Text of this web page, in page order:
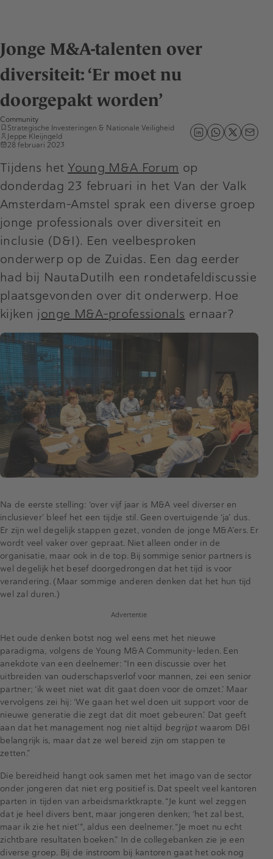
Jonge M&A-talenten over
diversiteit: ‘Er moet nu
doorgepakt worden’
Community
Strategische Investeringen & Nationale Veiligheid
Jeppe Kleijngeld
28 februari 2023
Tijdens het Young M&A Forum op
donderdag 23 februari in het Van der Valk
Amsterdam-Amstel sprak een diverse groep
jonge professionals over diversiteit en
inclusie (D&I). Een veelbesproken
onderwerp op de Zuidas. Een dag eerder
had bij NautaDutilh een rondetafeldiscussie
plaatsgevonden over dit onderwerp. Hoe
kijken jonge M&A-professionals ernaar?
Na de eerste stelling: ‘over vijf jaar is M&A veel diverser en
inclusiever’ bleef het een tijdje stil. Geen overtuigende ‘ja’ dus.
Er zijn wel degelijk stappen gezet, vonden de jonge M&A’ers. Er
wordt veel vaker over gepraat. Niet alleen onder in de
organisatie, maar ook in de top. Bij sommige senior partners is
wel degelijk het besef doorgedrongen dat het tijd is voor
verandering. (Maar sommige anderen denken dat het hun tijd
wel zal duren.)
Advertentie
Het oude denken botst nog wel eens met het nieuwe
paradigma, volgens de Young M&A Community-leden. Een
anekdote van een deelnemer: “In een discussie over het
uitbreiden van ouderschapsverlof voor mannen, zei een senior
partner; ‘ik weet niet wat dit gaat doen voor de omzet.’ Maar
vervolgens zei hij: ‘We gaan het wel doen uit support voor de
nieuwe generatie die zegt dat dit moet gebeuren.’ Dat geeft
aan dat het management nog niet altijd begrijpt waarom D&I
belangrijk is, maar dat ze wel bereid zijn om stappen te
zetten.”
Die bereidheid hangt ook samen met het imago van de sector
onder jongeren dat niet erg positief is. Dat speelt veel kantoren
parten in tijden van arbeidsmarktkrapte. “Je kunt wel zeggen
dat je heel divers bent, maar jongeren denken; ‘het zal best,
maar ik zie het niet’", aldus een deelnemer. “Je moet nu echt
zichtbare resultaten boeken.” In de collegebanken zie je een
diverse groep. Bij de instroom bij kantoren gaat het ook nog